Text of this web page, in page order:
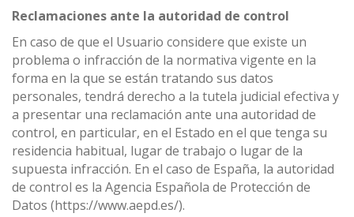
Reclamaciones ante la autoridad de control
En caso de que el Usuario considere que existe un
problema o infracción de la normativa vigente en la
forma en la que se están tratando sus datos
personales, tendrá derecho a la tutela judicial efectiva y
a presentar una reclamación ante una autoridad de
control, en particular, en el Estado en el que tenga su
residencia habitual, lugar de trabajo o lugar de la
supuesta infracción. En el caso de España, la autoridad
de control es la Agencia Española de Protección de
Datos (https://www.aepd.es/).